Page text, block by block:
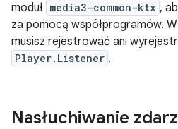
moduł media3-common-ktx ,
za pomocą współprogramów.
musisz rejestrować ani
Player.Listener .
Nasłuchiwanie